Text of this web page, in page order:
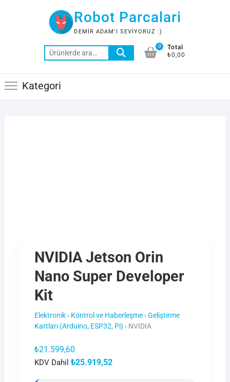
Robot Parcalari
DEMIR ADAM'I SEVIYORUZ :)
Ara:
0
Total
₺0,00
Kategori
NVIDIA Jetson Orin
Nano Super Developer
Kit
Elektronik› Kontrol ve Haberleşme›Geliştirme
Kartları (Arduino, ESP32, Pi) › NVIDIA
₺21.599,60
KDV Dahil ₺25.919,52